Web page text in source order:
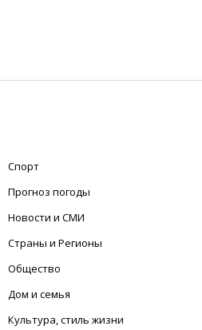
Спорт
Прогноз погоды
Новости и СМИ
Страны и Регионы
Общество
Дом и семья
Культура, стиль жизни